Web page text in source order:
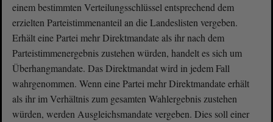
einem bestimmten Verteilungsschlüssel entsprechend dem
erzielten Parteistimmenanteil an die Landeslisten vergeben.
Erhält eine Partei mehr Direktmandate als ihr nach dem
Parteistimmenergebnis zustehen würden, handelt es sich um
Überhangmandate. Das Direktmandat wird in jedem Fall
wahrgenommen. Wenn eine Partei mehr Direktmandate erhält
als ihr im Verhältnis zum gesamten Wahlergebnis zustehen
würden, werden Ausgleichsmandate vergeben. Dies soll einer